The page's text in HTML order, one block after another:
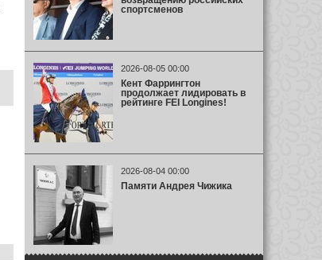
спортсменов
2026-08-05 00:00
Кент Фаррингтон
продолжает лидировать в
рейтинге FEI Longines!
2026-08-04 00:00
Памяти Андрея Чижика